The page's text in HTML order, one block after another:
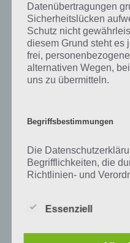
Auf WhatsApp teilen
Tweet auf Twitter
Datenübertragungen
Sicherheitslücken
Schutz nicht
diesem Grund steht es
frei,
alternativen Wegen,
uns zu übermitteln.
Begriffsbestimmungen
Die
Begrifflichkeiten, die
Richtlinien- und
soll sowohl für die
lesbar und
Essenziell